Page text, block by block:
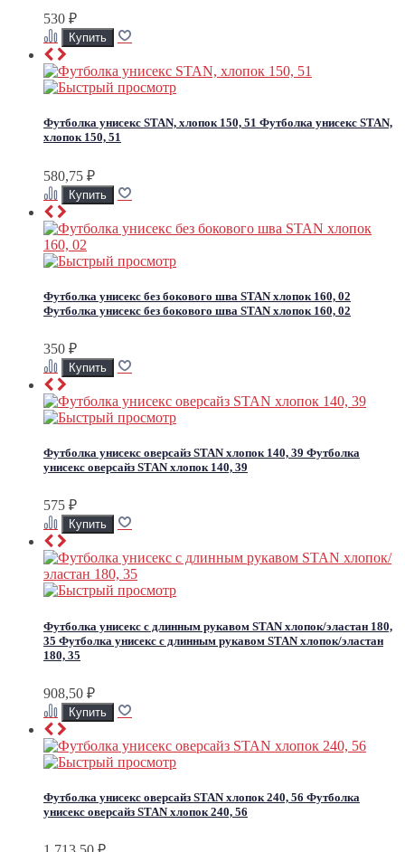
530 ₽
Футболка унисекс STAN, хлопок 150, 51 Футболка унисекс STAN,
хлопок 150, 51
580,75 ₽
Футболка унисекс без бокового шва STAN хлопок 160, 02
Футболка унисекс без бокового шва STAN хлопок 160, 02
350 ₽
Футболка унисекс оверсайз STAN хлопок 140, 39 Футболка
унисекс оверсайз STAN хлопок 140, 39
575 ₽
Футболка унисекс с длинным рукавом STAN хлопок/эластан 180,
35 Футболка унисекс с длинным рукавом STAN хлопок/эластан
180, 35
908,50 ₽
Футболка унисекс оверсайз STAN хлопок 240, 56 Футболка
унисекс оверсайз STAN хлопок 240, 56
₽